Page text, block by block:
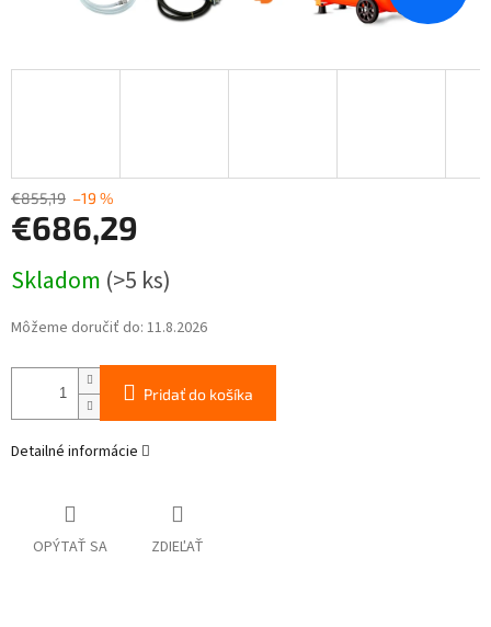
€855,19 –19 %
€686,29
cena:
Skladom (>5 ks)
Môžeme doručiť do: 11.8.2026
Pridať do košíka
Detailné informácie
OPÝTAŤ SA ZDIEĽAŤ